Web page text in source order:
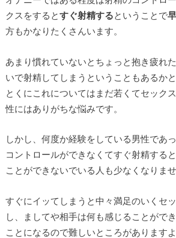
クスをするとすぐ射精するということで
方もかなりたくさんいます。
あまり慣れていないとちょっと抱き疲れ
いで射精してしまうということもあるかと
とくにこれについてはまだ若くてセック
性にはありがちな悩みです。
しかし、何度か経験をしている男性であ
コントロールができなくてすぐ射精する
ことができないでいる人も少なくなりませ
すぐにイッてしまうと中々満足のいくセ
し、ましてや相手は何も感じることがで
ことになるので難しいところがありますよ